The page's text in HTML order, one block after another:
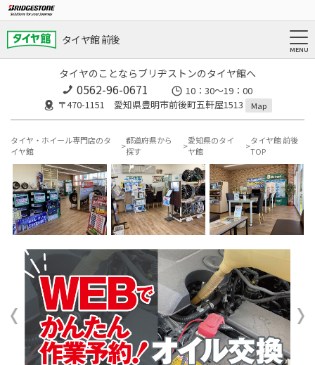
タイヤ館 前後
タイヤのことならブリヂストンのタイヤ館へ
0562-96-0671
10：30～19：00
〒470-1151 愛知県豊明市前後町五軒屋1513
Map
タイヤ・ホイール専門店のタ
イヤ館
都道府県から
探す
愛知県のタイ
ヤ館
タイヤ館 前後
TOP